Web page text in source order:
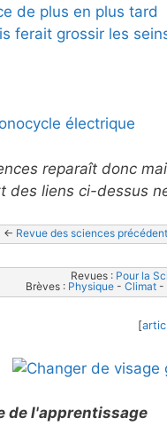
de plus en plus tard
ferait grossir les
électrique
reparaît donc
des liens ci-dessus
<- Revue des sciences
Revues : Pour la
Brèves : Physique - Climat -
[
de l'apprentissage